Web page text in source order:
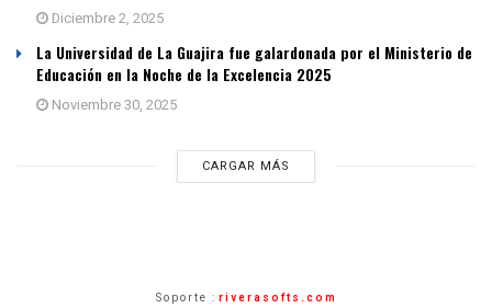
Diciembre 2, 2025
La Universidad de La Guajira fue galardonada por el Ministerio de
Educación en la Noche de la Excelencia 2025
Noviembre 30, 2025
CARGAR MÁS
Soporte : riverasofts.com